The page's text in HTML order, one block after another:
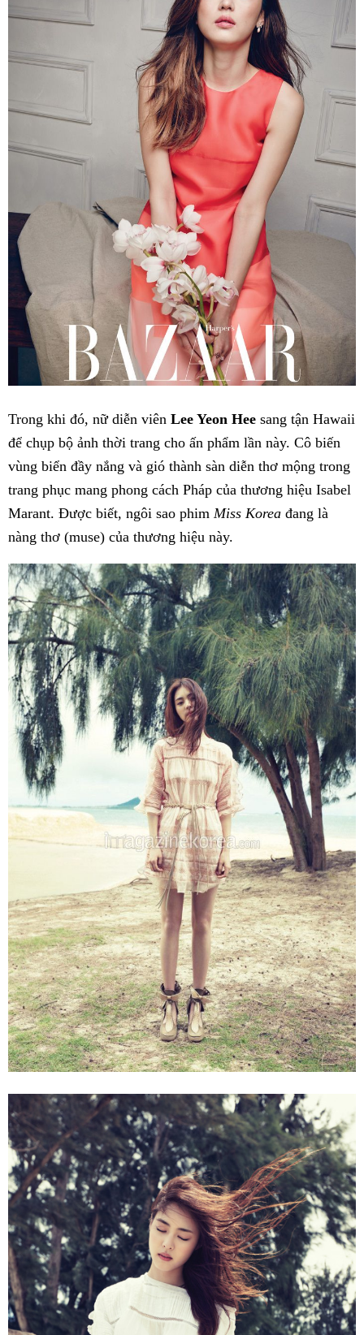
Trong khi đó, nữ diễn viên Lee Yeon Hee sang tận Hawaii
để chụp bộ ảnh thời trang cho ấn phẩm lần này. Cô biến
vùng biển đầy nắng và gió thành sàn diễn thơ mộng trong
trang phục mang phong cách Pháp của thương hiệu Isabel
Marant. Được biết, ngôi sao phim Miss Korea đang là
nàng thơ (muse) của thương hiệu này.